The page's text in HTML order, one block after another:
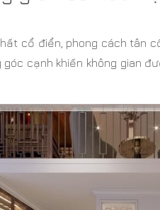
cổ điển, phong cách tân
cạnh khiến không gian